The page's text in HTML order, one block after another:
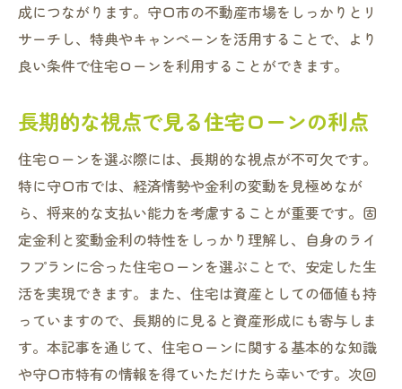
成につながります。守口市の不動産市場をしっかりとリ
サーチし、特典やキャンペーンを活用することで、より
良い条件で住宅ローンを利用することができます。
長期的な視点で見る住宅ローンの利点
住宅ローンを選ぶ際には、長期的な視点が不可欠です。
特に守口市では、経済情勢や金利の変動を見極めなが
ら、将来的な支払い能力を考慮することが重要です。固
定金利と変動金利の特性をしっかり理解し、自身のライ
フプランに合った住宅ローンを選ぶことで、安定した生
活を実現できます。また、住宅は資産としての価値も持
っていますので、長期的に見ると資産形成にも寄与しま
す。本記事を通じて、住宅ローンに関する基本的な知識
や守口市特有の情報を得ていただけたら幸いです。次回